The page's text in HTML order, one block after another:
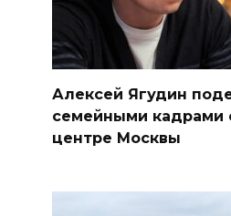
Алексей Ягудин
семейными кадрами
центре Москвы